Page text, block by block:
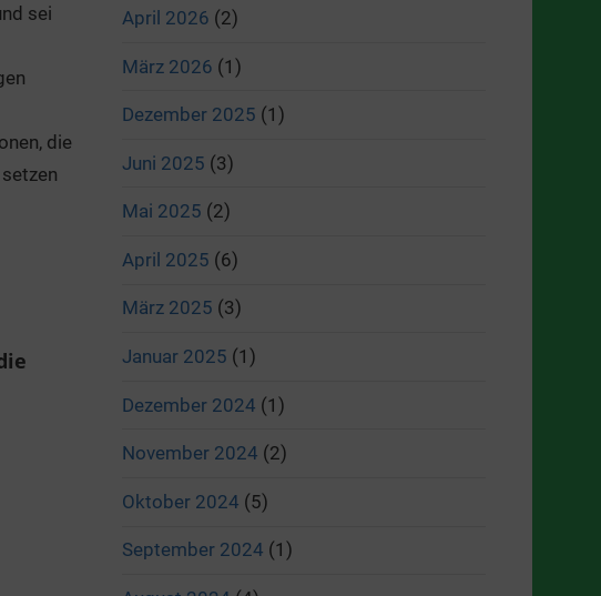
sei
die
April 2026 (2)
März 2026 (1)
Dezember 2025 (1)
Juni 2025 (3)
Mai 2025 (2)
April 2025 (6)
März 2025 (3)
Januar 2025 (1)
Dezember 2024 (1)
November 2024 (2)
Oktober 2024 (5)
September 2024 (1)